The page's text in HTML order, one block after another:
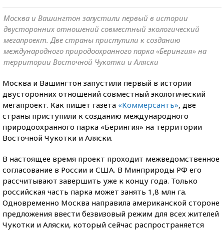
Москва и Вашингтон запустили первый в истории
двусторонних отношений совместный экологический
мегапроект. Две страны приступили к созданию
международного природоохранного парка «Берингия» на
территории Восточной Чукотки и Аляски
Москва и Вашингтон запустили первый в истории
двусторонних отношений совместный экологический
мегапроект. Как пишет газета «Коммерсантъ», две
страны приступили к созданию международного
природоохранного парка «Берингия» на территории
Восточной Чукотки и Аляски.
В настоящее время проект проходит межведомственное
согласование в России и США. В Минприроды РФ его
рассчитывают завершить уже к концу года. Только
российская часть парка может занять 1,8 млн га.
Одновременно Москва направила американской стороне
предложения ввести безвизовый режим для всех жителей
Чукотки и Аляски, который сейчас распространяется